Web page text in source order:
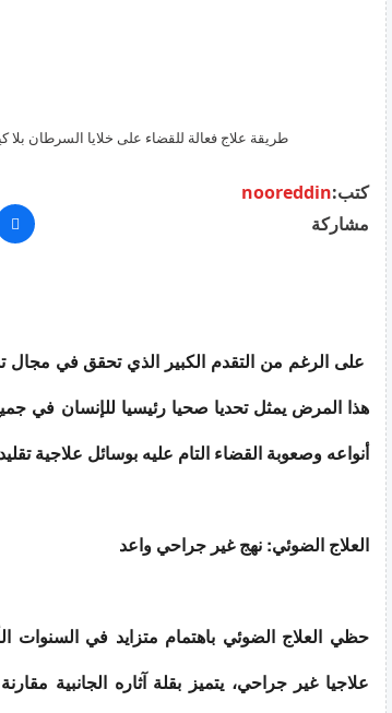
طريقة علاج فعالة للقضاء على خلايا السرطان بلا
كتب:nooreddin
مشاركة
على الرغم من التقدم الكبير الذي تحقق في
هذا المرض يمثل تحديا صحيا رئيسيا للإنسان في
أنواعه وصعوبة القضاء التام عليه بوسائل علاجية
العلاج الضوئي: نهج غير جراحي واعد
حظي العلاج الضوئي باهتمام متزايد في السنوات
علاجيا غير جراحي، يتميز بقلة آثاره الجانبية